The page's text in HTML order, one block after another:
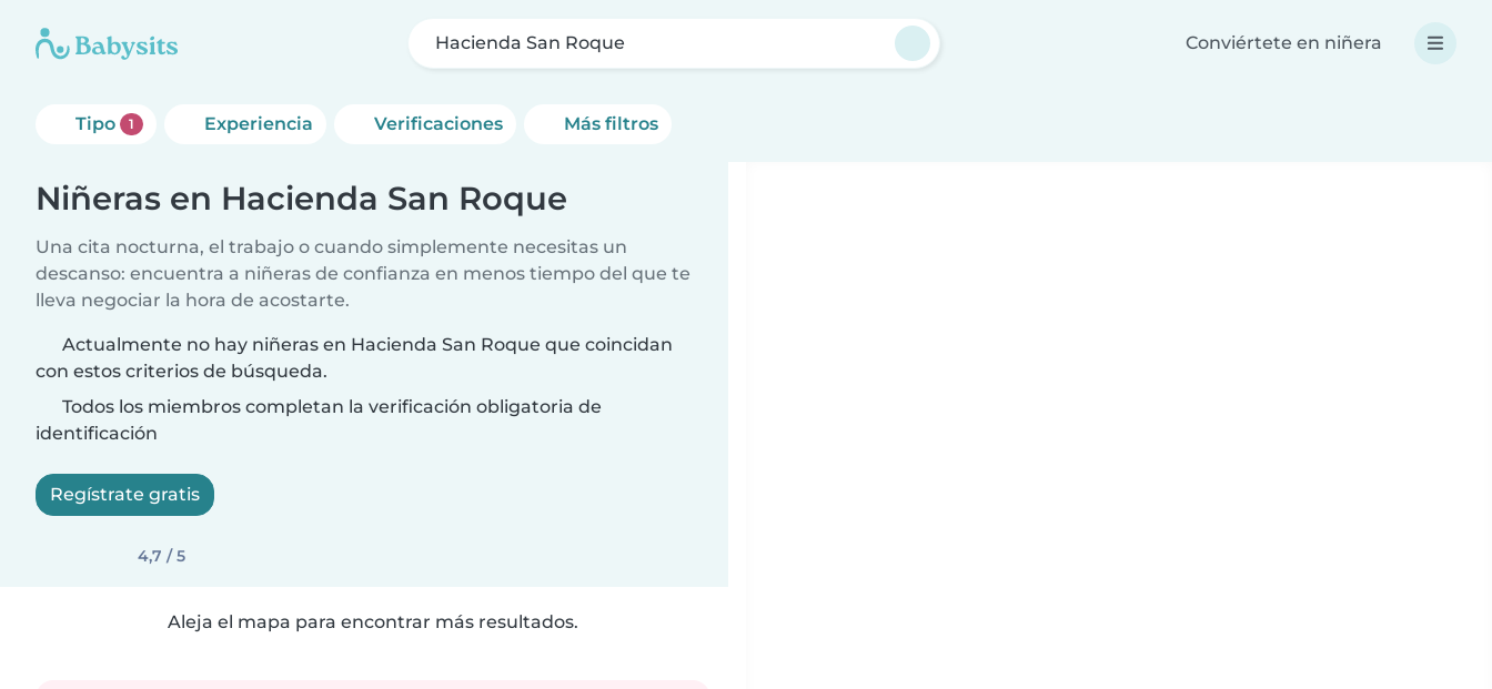
Hacienda San Roque Conviértete en niñera
Tipo 1 Experiencia Verificaciones Más filtros
Niñeras en Hacienda San Roque
Una cita nocturna, el trabajo o cuando simplemente necesitas un
descanso: encuentra a niñeras de confianza en menos tiempo del que te
lleva negociar la hora de acostarte.
Actualmente no hay niñeras en Hacienda San Roque que coincidan
con estos criterios de búsqueda.
Todos los miembros completan la verificación obligatoria de
identificación
Regístrate gratis
4,7 / 5
Aleja el mapa para encontrar más resultados.